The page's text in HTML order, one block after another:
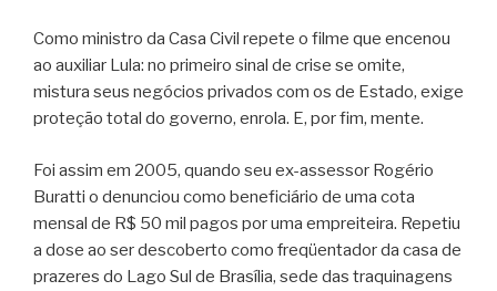
Como ministro da Casa Civil repete o filme que encenou
ao auxiliar Lula: no primeiro sinal de crise se omite,
mistura seus negócios privados com os de Estado, exige
proteção total do governo, enrola. E, por fim, mente.
Foi assim em 2005, quando seu ex-assessor Rogério
Buratti o denunciou como beneficiário de uma cota
mensal de R$ 50 mil pagos por uma empreiteira. Repetiu
a dose ao ser descoberto como freqüentador da casa de
prazeres do Lago Sul de Brasília, sede das traquinagens